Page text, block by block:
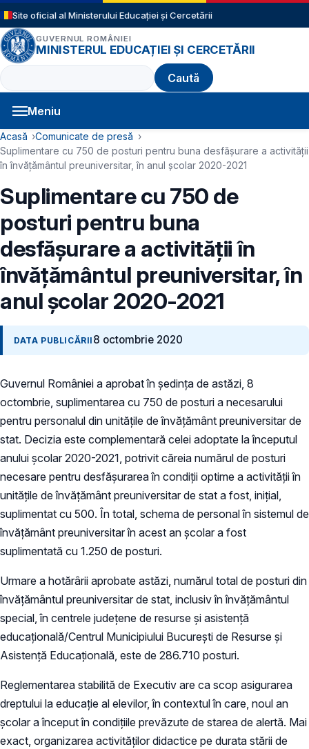
Sari la conținutul principal
Site oficial al Ministerului Educației și Cercetării
GUVERNUL ROMÂNIEI
MINISTERUL EDUCAȚIEI ȘI CERCETĂRII
Caută
Meniu
Navigație principală
Cale de navigare
Acasă
Comunicate de presă
Suplimentare cu 750 de posturi pentru buna desfășurare a activității
în învățământul preuniversitar, în anul școlar 2020-2021
Suplimentare cu 750 de
posturi pentru buna
desfășurare a activității în
învățământul preuniversitar, în
anul școlar 2020-2021
DATA PUBLICĂRII 8 octombrie 2020
Guvernul României a aprobat în ședința de astăzi, 8
octombrie, suplimentarea cu 750 de posturi a necesarului
pentru personalul din unitățile de învățământ preuniversitar de
stat. Decizia este complementară celei adoptate la începutul
anului școlar 2020-2021, potrivit căreia numărul de posturi
necesare pentru desfășurarea în condiții optime a activității în
unitățile de învățământ preuniversitar de stat a fost, inițial,
suplimentat cu 500. În total, schema de personal în sistemul de
învățământ preuniversitar în acest an școlar a fost
suplimentată cu 1.250 de posturi.
Urmare a hotărârii aprobate astăzi, numărul total de posturi din
învățământul preuniversitar de stat, inclusiv în învățământul
special, în centrele județene de resurse și asistență
educațională/Centrul Municipiului București de Resurse și
Asistență Educațională, este de 286.710 posturi.
Reglementarea stabilită de Executiv are ca scop asigurarea
dreptului la educație al elevilor, în contextul în care, noul an
școlar a început în condițiile prevăzute de starea de alertă. Mai
exact, organizarea activităților didactice pe durata stării de